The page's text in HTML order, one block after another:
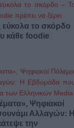
εύκολα το σκόρδο
κάθε foodie
Ψηφιακοί
Αλλαγών: Η
την